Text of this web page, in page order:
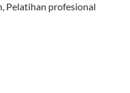
Pelatihan profesional